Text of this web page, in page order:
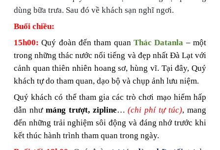
dùng bữa trưa. Sau đó về khách sạn nghĩ ngơi.
Buổi chiều:
15h00: Quý đoàn đến tham quanThác Datanla – một
trong những thác nước nổi tiếng và đẹp nhất Đà Lạt với
cảnh quan thiên nhiên hoang sơ, hùng vĩ. Tại đây, Quý
khách tự do tham quan, dạo bộ và chụp ảnh lưu niệm.
Quý khách có thể tham gia các trò chơi mạo hiểm hấp
dẫn như máng trượt, zipline…(chi phí tự túc), mang
đến những trải nghiệm sôi động và đáng nhớ trước khi
kết thúc hành trình tham quan trong ngày.